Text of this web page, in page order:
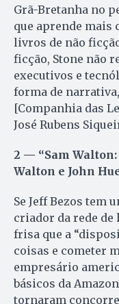
Grã-Bretanha no
que aprende mais
livros de não
ficção, Stone não
executivos e
forma de
[Companhia das
José Rubens
2 — “Sam Walton:
Walton e John
Se Jeff Bezos tem
criador da rede de
frisa que a
coisas e cometer
empresário
básicos da
tornaram